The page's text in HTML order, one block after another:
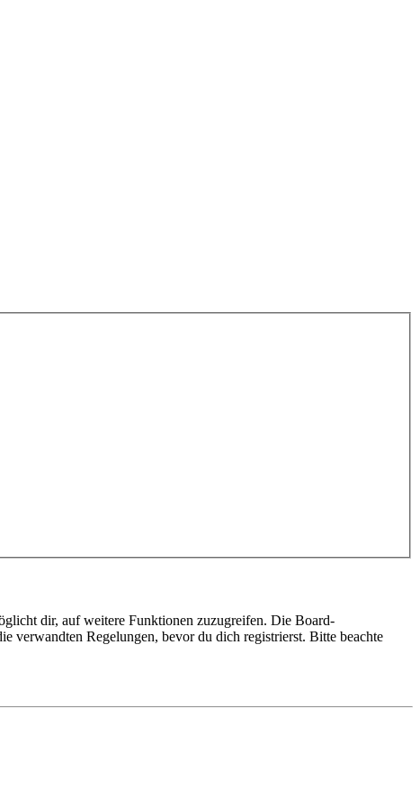
dir, auf weitere Funktionen zuzugreifen. Die Board-
verwandten Regelungen, bevor du dich registrierst. Bitte beachte